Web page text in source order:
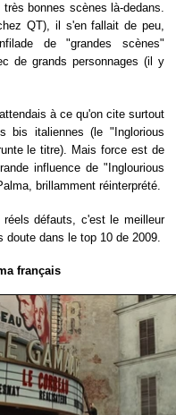
bonnes scènes là-dedans.
QT), il s'en fallait de peu,
de "grandes scènes"
de grands personnages (il y
à ce qu'on cite surtout
bis italiennes (le "Inglorious
le titre). Mais force est de
influence de "Inglourious
brillamment réinterprété.
défauts, c'est le meilleur
doute dans le top 10 de 2009.
français